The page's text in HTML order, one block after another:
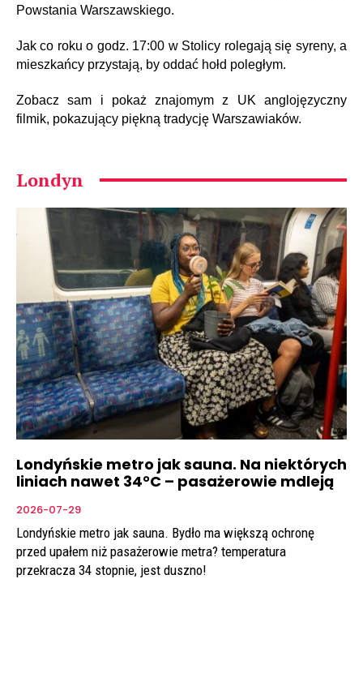
Powstania Warszawskiego.
Jak co roku o godz. 17:00 w Stolicy rolegają się syreny, a
mieszkańcy przystają, by oddać hołd poległym.
Zobacz sam i pokaż znajomym z UK anglojęzyczny
filmik, pokazujący piękną tradycję Warszawiaków.
Londyn
Londyńskie metro jak sauna. Na niektórych
liniach nawet 34°C – pasażerowie mdleją
2026-07-29
Londyńskie metro jak sauna. Bydło ma większą ochronę
przed upałem niż pasażerowie metra? temperatura
przekracza 34 stopnie, jest duszno!